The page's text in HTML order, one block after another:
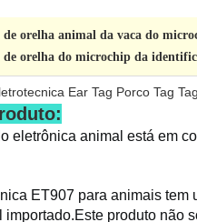
orelha animal da vaca do
orelha do microchip da
Ear Tag Porco Tag
eletrônica animal está em
ET907 para animais
importado.Este produto não